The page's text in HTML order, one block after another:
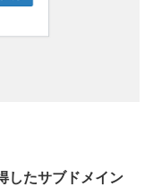
したサブドメイン